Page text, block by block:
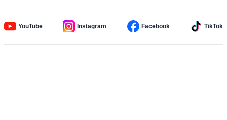
YouTube Instagram Facebook TikTok